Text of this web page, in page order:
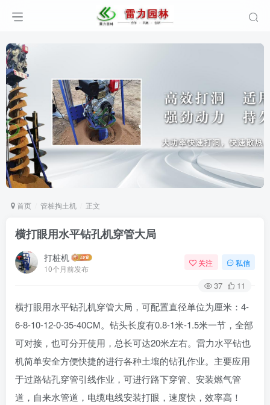
首页 管桩掏土机 正文
横打眼用水平钻孔机穿管大局
打桩机
10个月前发布
关注 私信
37 11
横打眼用水平钻孔机穿管大局，可配置直径单位为厘米：4-
6-8-10-12-0-35-40CM。钻头长度有0.8-1米-1.5米一节，全部
可对接，也可分开使用，总长可达20米左右。雷力水平钻也
机简单安全方便快捷的进行各种土壤的钻孔作业。主要应用
于过路钻孔穿管引线作业，可进行路下穿管、安装燃气管
道，自来水管道，电缆电线安装打眼，速度快，效率高！